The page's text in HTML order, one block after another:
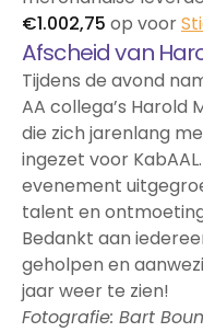
€1.002,75 op voor
Afscheid van
Tijdens de avond
AA collega’s Harold
die zich jarenlang
ingezet voor
evenement
talent en
Bedankt aan
geholpen en
jaar weer te zien!
Fotografie: Bart